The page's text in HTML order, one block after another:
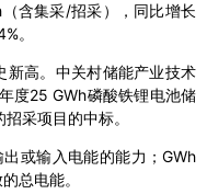
含集采/招采），同比增长
。
新高。中关村储能产业技术
度25 GWh磷酸铁锂电池储
采项目的中标。
或输入电能的能力；GWh
总电能。